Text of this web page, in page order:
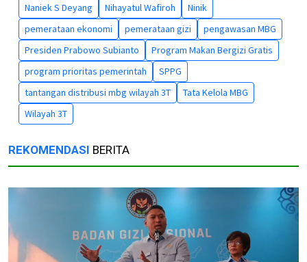
Naniek S Deyang
Nihayatul Wafiroh
Ninik
pemerataan ekonomi
pemerataan gizi
pengawasan MBG
Presiden Prabowo Subianto
Program Makan Bergizi Gratis
program prioritas pemerintah
SPPG
tantangan distribusi mbg wilayah 3T
Tata Kelola MBG
Wilayah 3T
REKOMENDASI BERITA